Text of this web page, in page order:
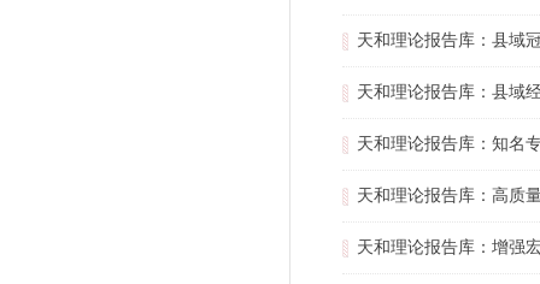
天和理论报告库：县域
天和理论报告库：县域
天和理论报告库：知名
天和理论报告库：高质
天和理论报告库：增强